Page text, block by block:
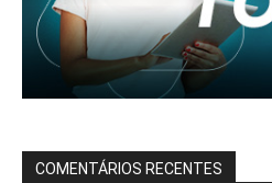
COMENTÁRIOS RECENTES